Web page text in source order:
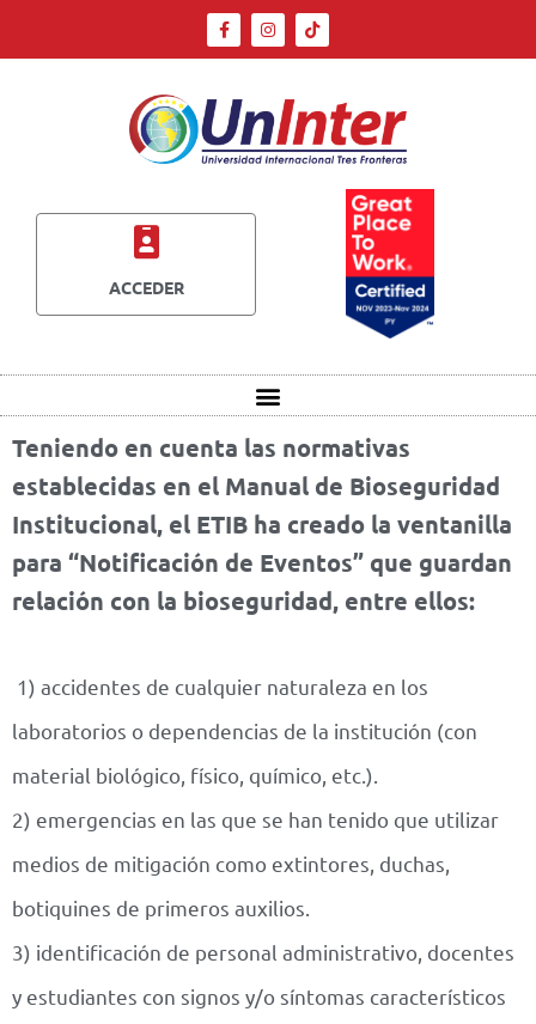
ACCEDER
Teniendo en cuenta las normativas
establecidas en el Manual de Bioseguridad
Institucional, el ETIB ha creado la ventanilla
para “Notificación de Eventos” que guardan
relación con la bioseguridad, entre ellos:
1) accidentes de cualquier naturaleza en los
laboratorios o dependencias de la institución (con
material biológico, físico, químico, etc.).
2) emergencias en las que se han tenido que utilizar
medios de mitigación como extintores, duchas,
botiquines de primeros auxilios.
3) identificación de personal administrativo, docentes
y estudiantes con signos y/o síntomas característicos